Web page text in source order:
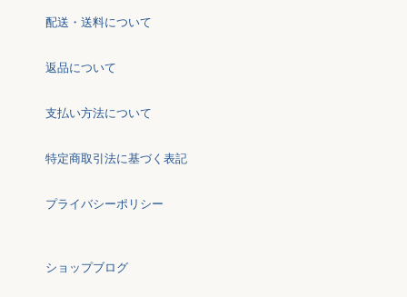
配送・送料について
返品について
支払い方法について
特定商取引法に基づく表記
プライバシーポリシー
ショップブログ